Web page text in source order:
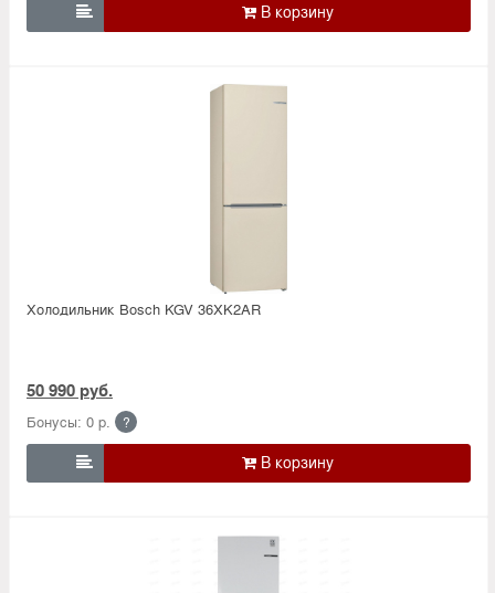

Холодильник Bosсh KGV 36XK2AR
50 990 руб.
Бонусы: 0 р. ?
